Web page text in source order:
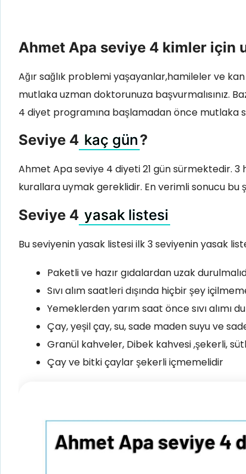
Ahmet Apa seviye 4 kimler için
Ağır sağlık problemi yaşayanlar,hamileler ve
mutlaka uzman doktorunuza başvurmalısınız.
4 diyet programına başlamadan önce mutlaka
Seviye 4 kaç gün?
Ahmet Apa seviye 4 diyeti 21 gün sürmektedir.
kurallara uymak gereklidir. En verimli sonucu bu
Seviye 4 yasak listesi
Bu seviyenin yasak listesi ilk 3 seviyenin yasak
Paketli ve hazır gıdalardan uzak
Sıvı alım saatleri dışında hiçbir şey
Yemeklerden yarım saat önce sıvı alımı
Çay, yeşil çay, su, sade maden suyu ve
Granül kahveler, Dibek kahvesi ,şekerli,
Çay ve bitki çaylar şekerli içmemelidir